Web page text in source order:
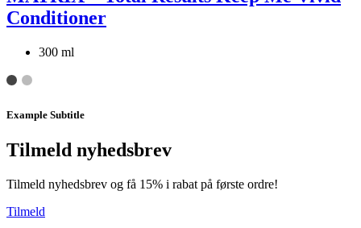
Conditioner
300 ml
Example Subtitle
Tilmeld nyhedsbrev
Tilmeld nyhedsbrev og få 15% i rabat på første ordre!
Tilmeld